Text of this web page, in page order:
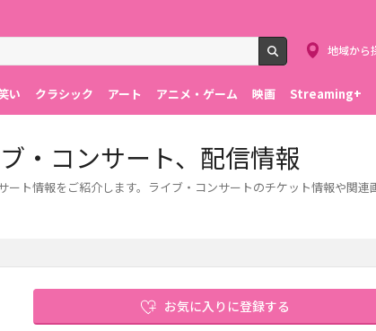
検索
地域から
い クラシック アート アニメ・ゲーム 映画 Streaming+
・コンサート、配信情報
ト情報をご紹介します。ライブ・コンサートのチケット情報や関
お気に入りに登録する